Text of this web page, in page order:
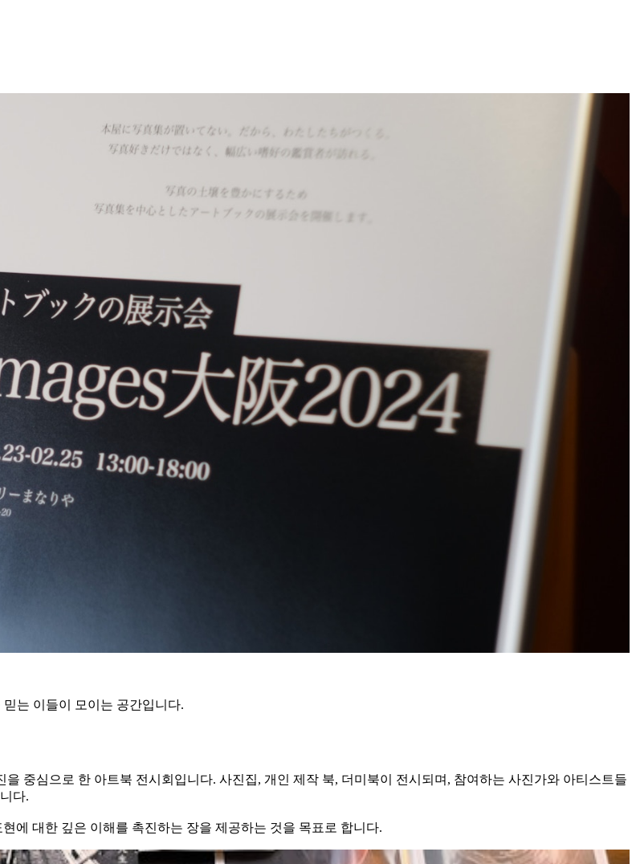
믿는 이들이 모이는 공간입니다.
을 중심으로 한 아트북 전시회입니다. 사진집, 개인 제작 북, 더미북이 전시되며, 참여하는 사진가와 아티스트들
다.
에 대한 깊은 이해를 촉진하는 장을 제공하는 것을 목표로 합니다.